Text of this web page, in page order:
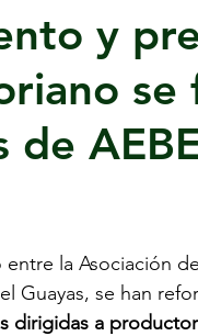
y
se
de
la Asociación
Guayas, se han
dirigidas a